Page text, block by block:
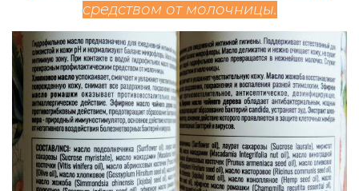
средством от молочницы.